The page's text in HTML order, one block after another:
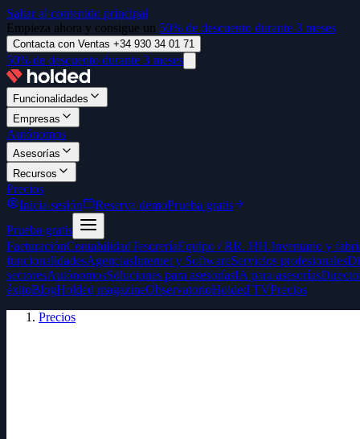
Saltar al contenido principal
Empieza ahora y consigue un 50% de descuento durante 3 meses
Contacta con Ventas +34 930 34 01 71
50% de descuento durante 3 meses
Funcionalidades
Empresas
Autónomos
Asesorías
Recursos
Precios
Inicia sesión
Reserva demoPrueba gratis
Prueba gratis
FacturaciónContabilidadTesoreríaEquipo / RR. HH.Inventario y
funcionalidadesAgenciasInternet y SoftwareServicios profesionales
sectoresAutónomosSoluciones para asesoríasIA para asesorías
éxitoBlogHolded magazineObservatorioHolded TVPrecios
Precios